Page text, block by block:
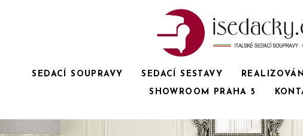
SEDACÍ SOUPRAVY SEDACÍ SESTAVY
SHOWROOM PRAHA 5